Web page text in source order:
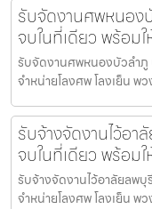
รับจัดงานศพหนอง
จบในที่เดียว พร้อม
รับจัดงานศพหนองบัวลำ
จำหน่ายโลงศพ โลงเย็น พ
รับจ้างจัดงานไว้อ
จบในที่เดียว พร้อม
รับจ้างจัดงานไว้อาลัยลพ
จำหน่ายโลงศพ โลงเย็น พ